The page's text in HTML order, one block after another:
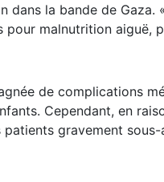
la bande de Gaza.
malnutrition aiguë,
de complications
Cependant, en
gravement